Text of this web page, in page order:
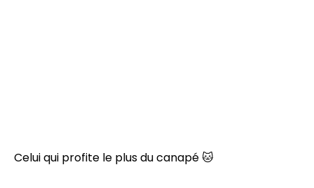
Celui qui profite le plus du canapé 🐱